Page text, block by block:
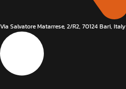
Via Salvatore Matarrese, 2/R2, 70124 Bari, Italy